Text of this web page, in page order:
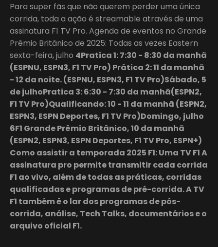
Para super fãs que não querem perder uma única
corrida, toda a ação é streamable através de uma
assinatura F1 TV Pro. Agenda de eventos no Grande
Prêmio Britânico de 2025: Todas as vezes Eastern
sexta-feira, julho 4Pratica 1: 7:30 - 8:30 da manhã
(ESPNU, ESPN3, F1 TV Pro) Prática 2: 11 da manhã
- 12 da noite. (ESPNU, ESPN3, F1 TV Pro)Sábado, 5
de julhoPratica 3: 6:30 - 7:30 da manhã(ESPN2,
F1 TV Pro)Qualificando: 10 - 11 da manhã (ESPN2,
ESPN3, ESPN Deportes, F1 TV Pro)Domingo, julho
6F1 Grande Prêmio Britânico, 10 da manhã
(ESPN2, ESPN3, ESPN Deportes, F1 TV Pro, ESPN+)
Como assistir a temporada 2025 F1: Uma TV F1 A
assinatura pro permite transmitir cada corrida
F1 ao vivo, além de todas as práticas, corridas
qualificadas e programas de pré-corrida. A TV
F1 também é o lar dos programas de pós-
corrida, análise, Tech Talks, documentários e o
arquivo oficial F1.